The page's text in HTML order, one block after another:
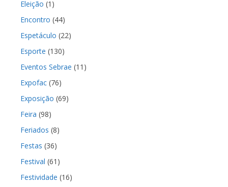
Eleição (1)
Encontro (44)
Espetáculo (22)
Esporte (130)
Eventos Sebrae (11)
Expofac(76)
Exposição (69)
Feira (98)
Feriados (8)
Festas (36)
Festival (61)
Festividade (16)